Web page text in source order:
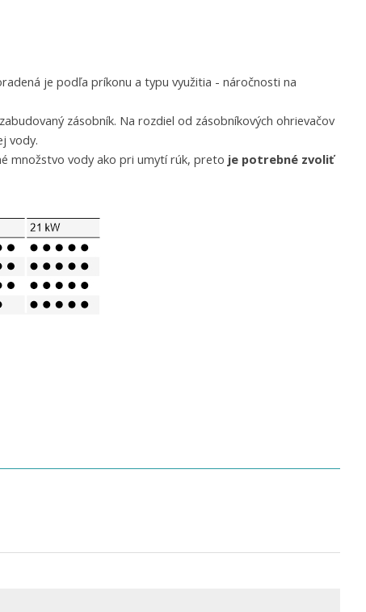
je podľa príkonu a typu využitia - náročnosti na
zásobník. Na rozdiel od zásobníkových ohrievačov
vody.
množstvo vody ako pri umytí rúk, preto je potrebné zvoliť